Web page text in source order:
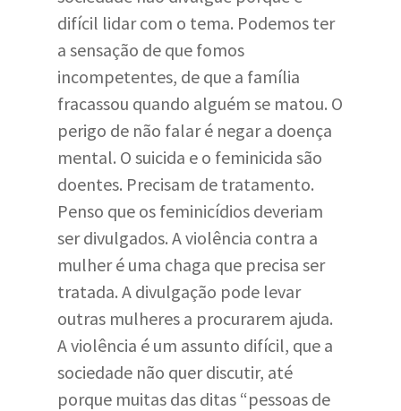
difícil lidar com o tema. Podemos ter
a sensação de que fomos
incompetentes, de que a família
fracassou quando alguém se matou. O
perigo de não falar é negar a doença
mental. O suicida e o feminicida são
doentes. Precisam de tratamento.
Penso que os feminicídios deveriam
ser divulgados. A violência contra a
mulher é uma chaga que precisa ser
tratada. A divulgação pode levar
outras mulheres a procurarem ajuda.
A violência é um assunto difícil, que a
sociedade não quer discutir, até
porque muitas das ditas “pessoas de